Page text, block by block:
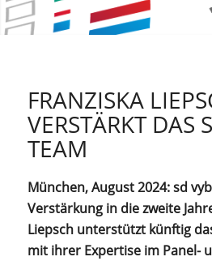
FRANZISKA
VERSTÄRKT DAS
TEAM
München, August 2024: sd
Verstärkung in die zweite
Liepsch unterstützt künftig
mit ihrer Expertise im Panel-